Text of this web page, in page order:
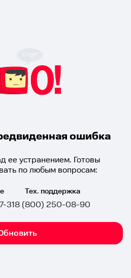
ошибка
ее устранением. Готовы
по любым вопросам:
31
Тех. поддержка
8 (800) 250-08-90